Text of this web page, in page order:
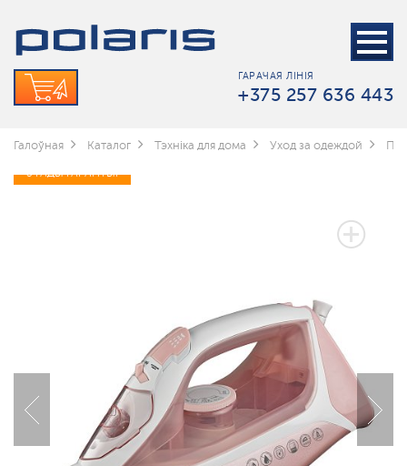
ГАРАЧАЯ ЛІНІЯ
+375 257 636 443
Галоўная Каталог Тэхніка для дома Уход за одеждой
3 ГАДЫ ГАРАНТЫІ